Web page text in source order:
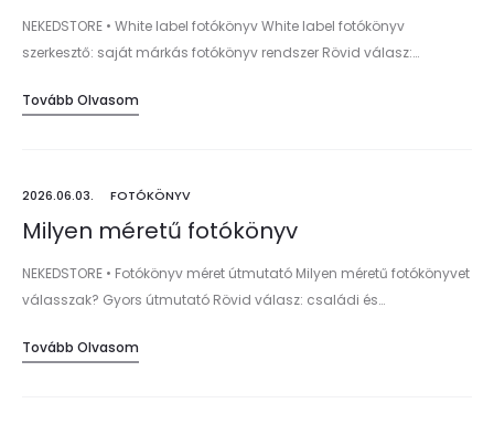
NEKEDSTORE • White label fotókönyv White label fotókönyv
szerkesztő: saját márkás fotókönyv rendszer Rövid válasz:…
Tovább Olvasom
2026.06.03. FOTÓKÖNYV
Milyen méretű fotókönyv
NEKEDSTORE • Fotókönyv méret útmutató Milyen méretű fotókönyvet
válasszak? Gyors útmutató Rövid válasz: családi és…
Tovább Olvasom